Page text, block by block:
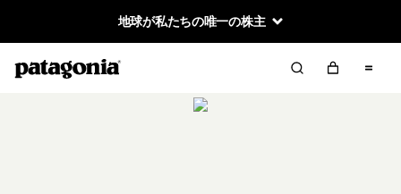
地球が私たちの唯一の株主